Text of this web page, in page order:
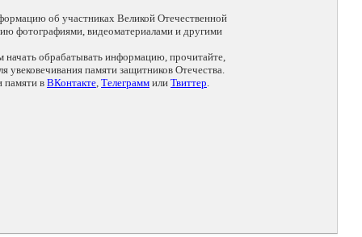
об участниках Великой Отечественной
фотографиями, видеоматериалами и другими
начать обрабатывать информацию, прочитайте,
памяти защитников Отечества.
памяти в ВКонтакте, Телеграмм или Твиттер.